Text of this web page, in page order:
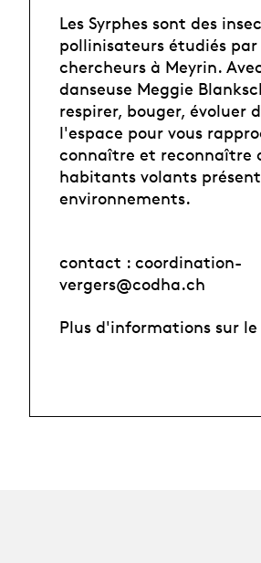
Les Syrphes sont des
pollinisateurs étudiés par
chercheurs à Meyrin.
danseuse Meggie
respirer, bouger, évoluer
l'espace pour vous
connaître et reconnaître
habitants volants
environnements.
contact : coordination-
vergers@codha.ch
Plus d'informations sur